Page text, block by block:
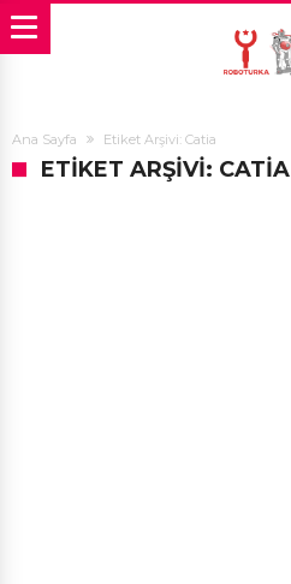
Ana Sayfa Etiket Arşivi: Catia
ETIKET ARŞIVI: CATIA